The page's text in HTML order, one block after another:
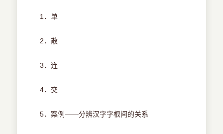
1．单
2．散
3．连
4．交
5．案例——分辨汉字字根间的关系